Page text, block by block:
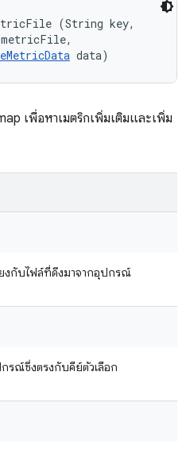
(String key,
data)
เพื่อหาเมตริกเพิ่มเติมและเพิ่ม
งกับไฟล์ที่ดึงมาจากอุปกรณ์
รณ์ซึ่งตรงกับคีย์ตัวเลือก